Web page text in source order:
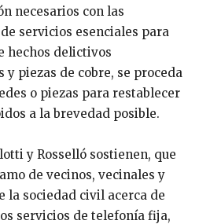
necesarios con las
servicios esenciales para
hechos delictivos
y piezas de cobre, se proceda
o piezas para restablecer
a la brevedad posible.
y Rosselló sostienen, que
de vecinos, vecinales y
la sociedad civil acerca de
servicios de telefonía fija,